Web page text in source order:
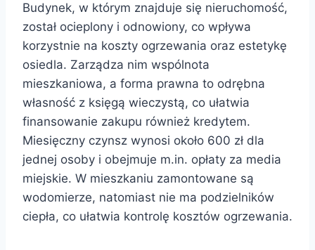
Budynek, w którym znajduje się nieruchomość,
został ocieplony i odnowiony, co wpływa
korzystnie na koszty ogrzewania oraz estetykę
osiedla. Zarządza nim wspólnota
mieszkaniowa, a forma prawna to odrębna
własność z księgą wieczystą, co ułatwia
finansowanie zakupu również kredytem.
Miesięczny czynsz wynosi około 600 zł dla
jednej osoby i obejmuje m.in. opłaty za media
miejskie. W mieszkaniu zamontowane są
wodomierze, natomiast nie ma podzielników
ciepła, co ułatwia kontrolę kosztów ogrzewania.